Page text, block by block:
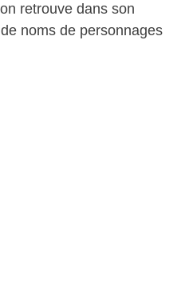
retrouve dans son
noms de personnages